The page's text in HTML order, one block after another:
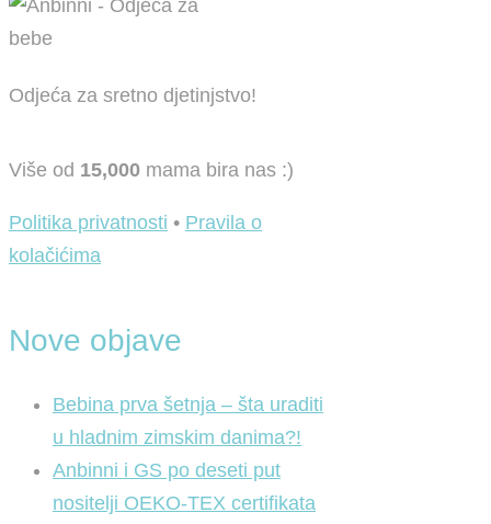
Odjeća za sretno djetinjstvo!
Više od 15,000 mama bira nas :)
Politika privatnosti • Pravila o
kolačićima
Nove objave
Bebina prva šetnja – šta uraditi
u hladnim zimskim danima?!
Anbinni i GS po deseti put
nositelji OEKO-TEX certifikata